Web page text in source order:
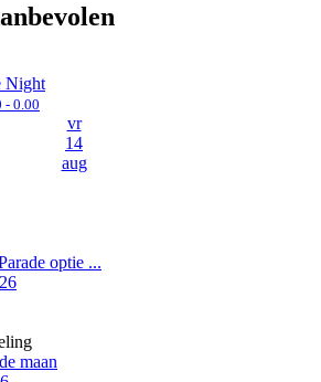
Night
- 0.00
vr
14
aug
optie ...
maan